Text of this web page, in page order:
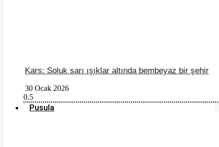
Kars: Soluk sarı ışıklar altında bembeyaz bir şehir
30 Ocak 2026
Pusula